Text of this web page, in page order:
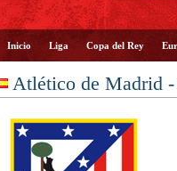
Inicio Liga Copa del Rey
Atlético de Madrid